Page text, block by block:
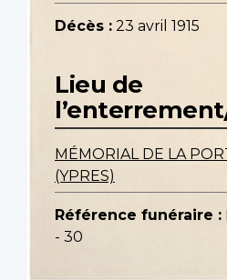
Décès : 23 avril 1915
Lieu de
MÉMORIAL DE LA
(YPRES)
Référence funéraire :
- 30